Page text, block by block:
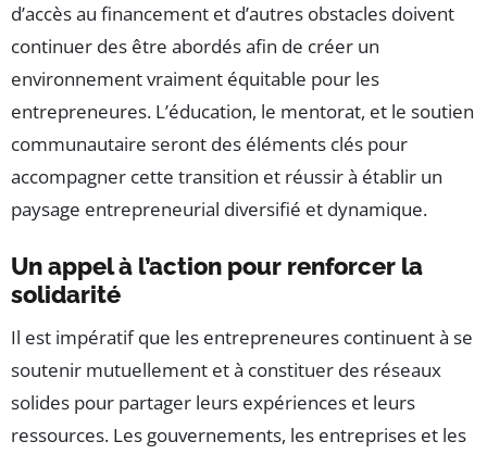
d’accès au financement et d’autres obstacles doivent
continuer des être abordés afin de créer un
environnement vraiment équitable pour les
entrepreneures. L’éducation, le mentorat, et le soutien
communautaire seront des éléments clés pour
accompagner cette transition et réussir à établir un
paysage entrepreneurial diversifié et dynamique.
Un appel à l’action pour renforcer la
solidarité
Il est impératif que les entrepreneures continuent à se
soutenir mutuellement et à constituer des réseaux
solides pour partager leurs expériences et leurs
ressources. Les gouvernements, les entreprises et les